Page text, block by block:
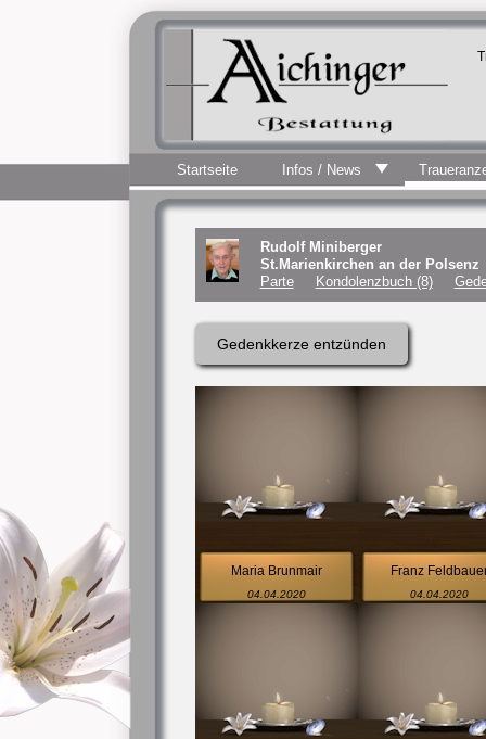
Startseite Infos / News
Rudolf Miniberger
St.Marienkirchen an der Polsenz
Parte
Kondolenzbuch (8)
Gedenkkerze entzünden
Maria Brunmair
04.04.2020
Franz
04.04.2020